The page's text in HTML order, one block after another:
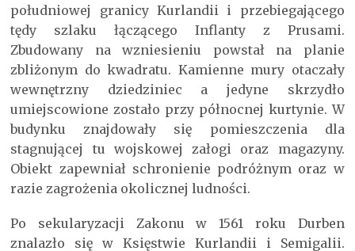
południowej granicy Kurlandii i przebiegającego
tędy szlaku łączącego Inflanty z Prusami.
Zbudowany na wzniesieniu powstał na planie
zbliżonym do kwadratu. Kamienne mury otaczały
wewnętrzny dziedziniec a jedyne skrzydło
umiejscowione zostało przy północnej kurtynie. W
budynku znajdowały się pomieszczenia dla
stagnującej tu wojskowej załogi oraz magazyny.
Obiekt zapewniał schronienie podróżnym oraz w
razie zagrożenia okolicznej ludności.
Po sekularyzacji Zakonu w 1561 roku Durben
znalazło się w Księstwie Kurlandii i Semigalii.